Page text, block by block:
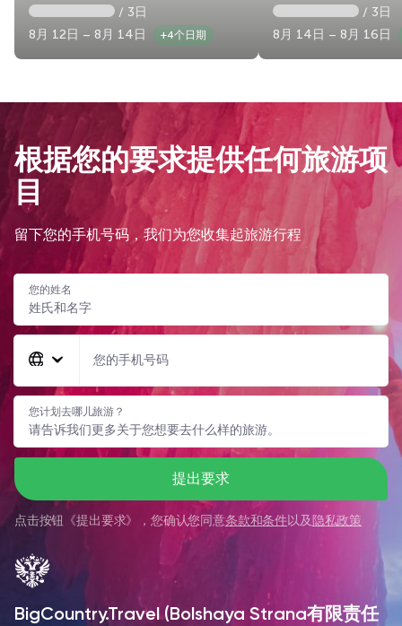
/ 3日
8月 12日 – 8月 14日
+4个日期
/ 3日
8月 14日 – 8月 16日
根据您的要求提供任何旅游项
目
留下您的手机号码，我们为您收集起旅游行程
您的姓名
您的手机号码
您计划去哪儿旅游？
提出要求
点击按钮《提出要求》，您确认您同意条款和条件以及 隐私政策
BigCountry.Travel (Bolshaya Strana有限责任